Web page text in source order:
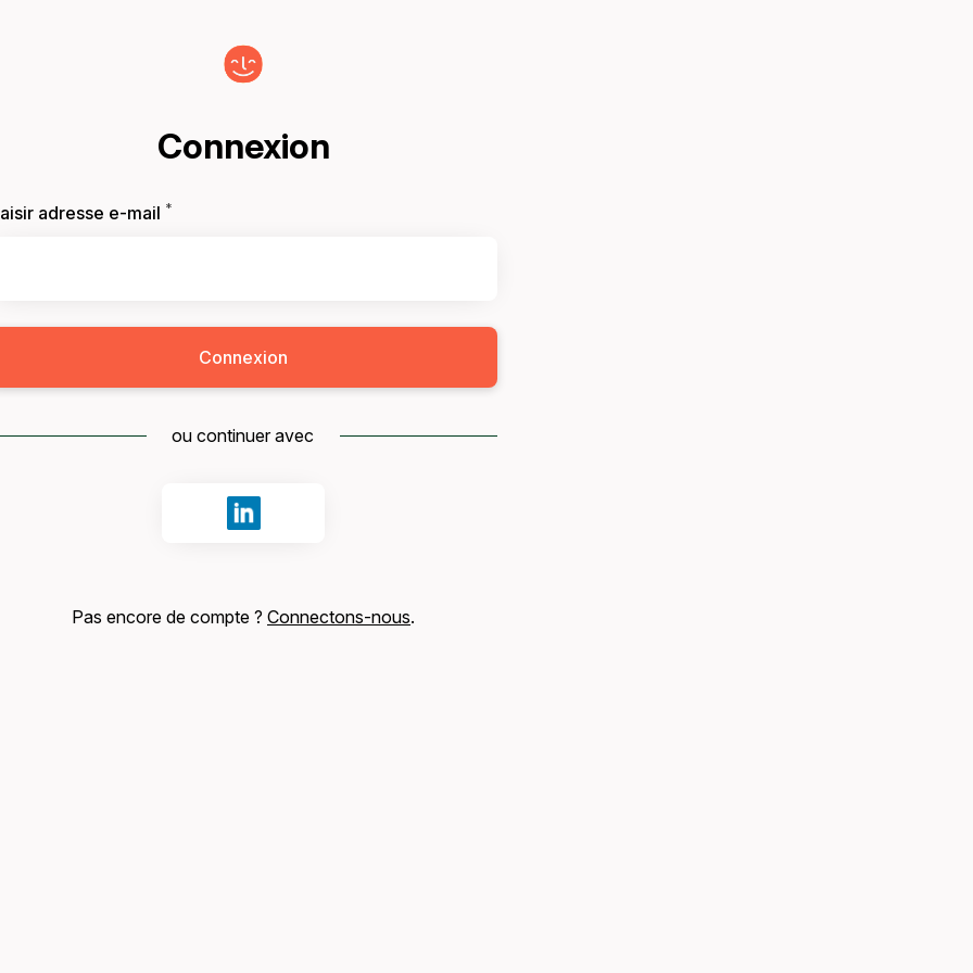
Connexion
adresse e-mail *
Connexion
ou continuer avec
Se connecter avec LinkedIn
Pas encore de compte ? Connectons-nous.